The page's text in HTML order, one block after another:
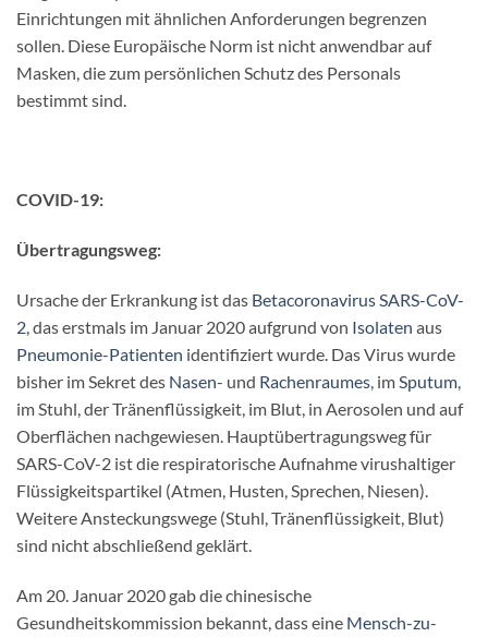
Einrichtungen mit ähnlichen Anforderungen begrenzen
sollen. Diese Europäische Norm ist nicht anwendbar auf
Masken, die zum persönlichen Schutz des Personals
bestimmt sind.
COVID-19:
Übertragungsweg:
Ursache der Erkrankung ist das Betacoronavirus SARS-CoV-
2 , das erstmals im Januar 2020 aufgrund von Isolaten aus
Pneumonie-Patienten identifiziert wurde. Das Virus wurde
bisher im Sekret des Nasen- und Rachenraumes , im Sputum
im Stuhl, der Tränenflüssigkeit, im Blut, in Aerosolen und auf
Oberflächen nachgewiesen. Hauptübertragungsweg für
SARS-CoV-2 ist die respiratorische Aufnahme virushaltiger
Flüssigkeitspartikel (Atmen, Husten, Sprechen, Niesen).
Weitere Ansteckungswege (Stuhl, Tränenflüssigkeit, Blut)
sind nicht abschließend geklärt.
Am 20. Januar 2020 gab die chinesische
Gesundheitskommission bekannt, dass eine Mensch-zu-